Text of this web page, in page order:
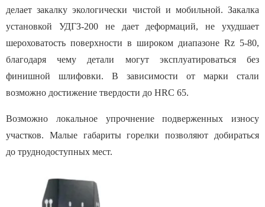
делает закалку экологически чистой и мобильной. Закалка
установкой УДГЗ-200 не дает деформаций, не ухудшает
шероховатость поверхности в широком диапазоне Rz 5-80,
благодаря чему детали могут эксплуатироваться без
финишной шлифовки. В зависимости от марки стали
возможно достижение твердости до HRC 65.
Возможно локальное упрочнение подверженных износу
участков. Малые габариты горелки позволяют добираться
до труднодоступных мест.